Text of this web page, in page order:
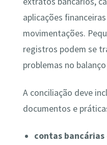
aplicações
movimentações.
registros podem se
problemas no
A conciliação deve
documentos e
contas